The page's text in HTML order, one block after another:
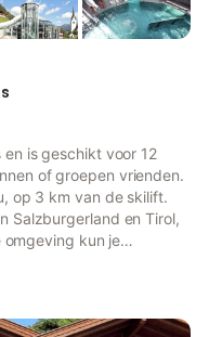
is geschikt voor 12
of groepen vrienden.
op 3 km van de skilift.
Salzburgerland en Tirol,
omgeving kun je
waterval van Europa,
m afstand. Dit